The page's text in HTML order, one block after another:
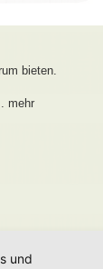
bieten.
mehr
und